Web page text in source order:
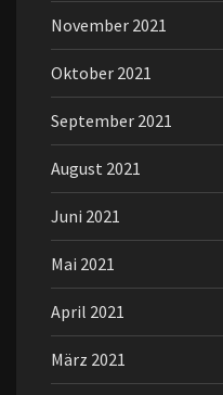
November 2021
Oktober 2021
September 2021
August 2021
Juni 2021
Mai 2021
April 2021
März 2021